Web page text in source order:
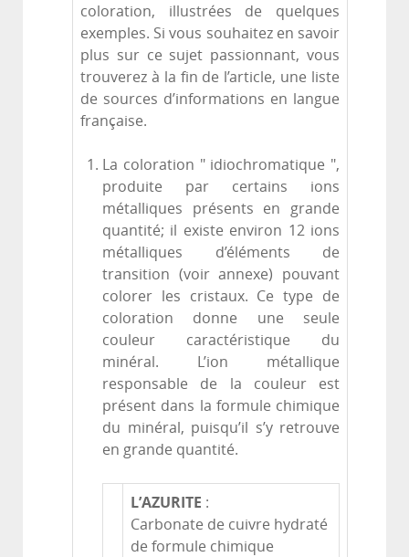
coloration, illustrées de quelques
exemples. Si vous souhaitez en savoir
plus sur ce sujet passionnant, vous
trouverez à la fin de l’article, une liste
de sources d’informations en langue
française.
La coloration " idiochromatique ",
produite par certains ions
métalliques présents en grande
quantité; il existe environ 12 ions
métalliques d’éléments de
transition (voir annexe) pouvant
colorer les cristaux. Ce type de
coloration donne une seule
couleur caractéristique du
minéral. L’ion métallique
responsable de la couleur est
présent dans la formule chimique
du minéral, puisqu’il s’y retrouve
en grande quantité.
L’AZURITE :
Carbonate de cuivre hydraté
de formule chimique